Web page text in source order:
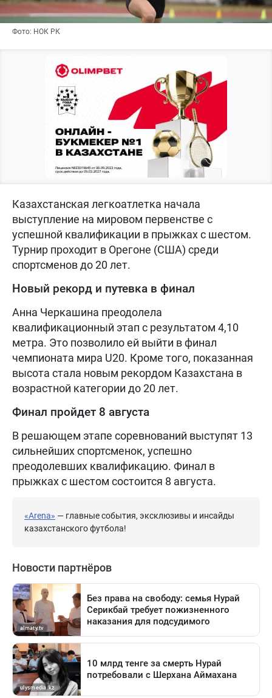
Фото: НОК РК
Казахстанская легкоатлетка начала
выступление на мировом первенстве с
успешной квалификации в прыжках с шестом.
Турнир проходит в Орегоне (США) среди
спортсменов до 20 лет.
Новый рекорд и путевка в финал
Анна Черкашина преодолела
квалификационный этап с результатом 4,10
метра. Это позволило ей выйти в финал
чемпионата мира U20. Кроме того, показанная
высота стала новым рекордом Казахстана в
возрастной категории до 20 лет.
Финал пройдет 8 августа
В решающем этапе соревнований выступят 13
сильнейших спортсменок, успешно
преодолевших квалификацию. Финал в
прыжках с шестом состоится 8 августа.
«Arena» — главные события, эксклюзивы и инсайды
казахстанского футбола!